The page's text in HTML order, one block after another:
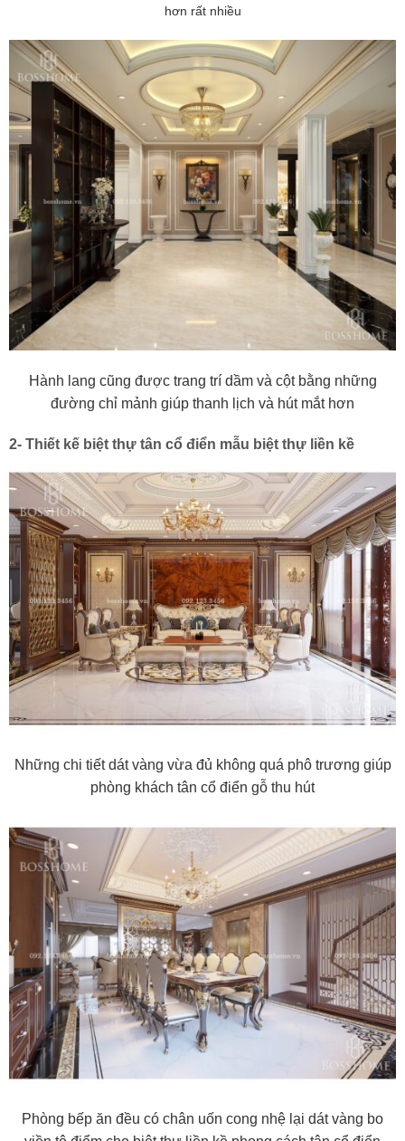
hơn rất nhiều
Hành lang cũng được trang trí dầm và cột bằng những
đường chỉ mảnh giúp thanh lịch và hút mắt hơn
2- Thiết kế biệt thự tân cổ điển mẫu biệt thự liền kề
Những chi tiết dát vàng vừa đủ không quá phô trương giúp
phòng khách tân cổ điển gỗ thu hút
Phòng bếp ăn đều có chân uốn cong nhệ lại dát vàng bo